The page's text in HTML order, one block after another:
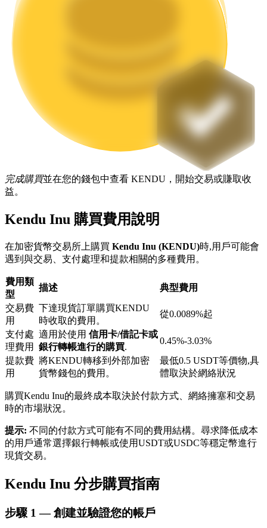
一鍵質押鎖定高收益
Launchpool
鎖倉BTR
輕鬆獲得多重福利
完成購買並在您的錢包中查看 KENDU，開始交易或賺取收
益。
Kendu Inu 購買費用說明
在加密貨幣交易所上購買 Kendu Inu (KENDU)時,用戶可能會
遇到與交易、支付處理和提款相關的多種費用。
費用類
型
描述
典型費用
交易費
用
下達現貨訂單購買KENDU
時收取的費用。
從0.0089%起
支付處
理費用
適用於使用 信用卡/借記卡或
銀行轉帳進行的購買.
0.45%-3.03%
提款費
用
將KENDU轉移到外部加密
貨幣錢包的費用。
最低0.5 USDT等價物,具
體取決於網絡狀況
購買Kendu Inu的最終成本取決於付款方式、網絡擁塞和交易
時的市場狀況。
提示: 不同的付款方式可能有不同的費用結構。尋求降低成本
的用戶通常選擇銀行轉帳或使用USDT或USDC等穩定幣進行
現貨交易。
Kendu Inu 分步購買指南
步驟 1 —創建並驗證您的帳戶